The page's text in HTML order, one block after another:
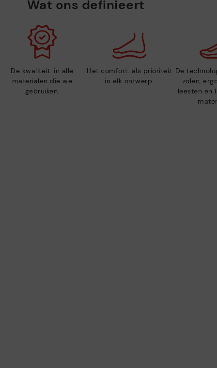
Wat ons definieert
De kwaliteit: in alle
materialen die we
gebruiken.
Het comfort: als prioriteit
in elk ontwerp.
De
zolen,
leesten en